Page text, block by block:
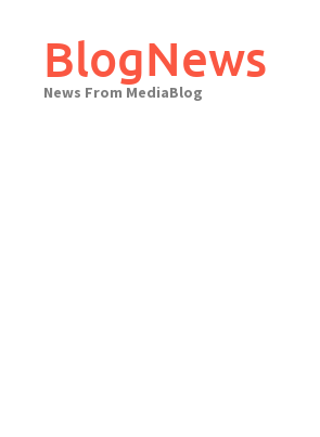
contentBlogNews
News From MediaBlog